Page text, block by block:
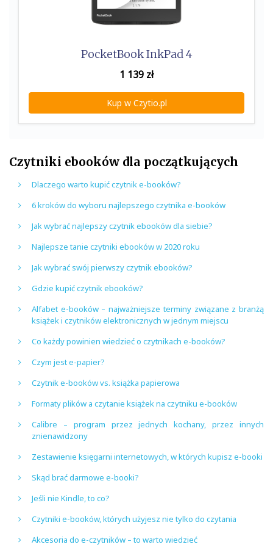
PocketBook InkPad 4
1 139 zł
Kup w Czytio.pl
Czytniki ebooków dla początkujących
Dlaczego warto kupić czytnik e-booków?
6 kroków do wyboru najlepszego czytnika e-booków
Jak wybrać najlepszy czytnik ebooków dla siebie?
Najlepsze tanie czytniki ebooków w 2020 roku
Jak wybrać swój pierwszy czytnik ebooków?
Gdzie kupić czytnik ebooków?
Alfabet e-booków – najważniejsze terminy związane z branżą
książek i czytników elektronicznych w jednym miejscu
Co każdy powinien wiedzieć o czytnikach e-booków?
Czym jest e-papier?
Czytnik e-booków vs. książka papierowa
Formaty plików a czytanie książek na czytniku e-booków
Calibre – program przez jednych kochany, przez innych
znienawidzony
Zestawienie księgarni internetowych, w których kupisz e-booki
Skąd brać darmowe e-booki?
Jeśli nie Kindle, to co?
Czytniki e-booków, których użyjesz nie tylko do czytania
Akcesoria do e-czytników – to warto wiedzieć